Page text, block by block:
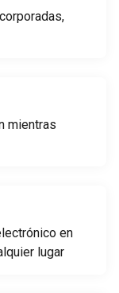
mientras
en
lugar